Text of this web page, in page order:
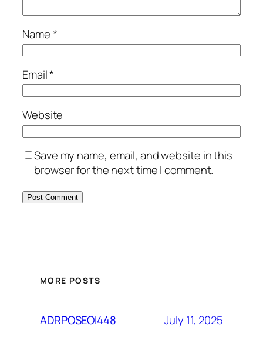
Name*
Email*
Website
Save my name, email, and website in this
browser for the next time I comment.
MORE POSTS
ADRPOSEOI448 July 11, 2025